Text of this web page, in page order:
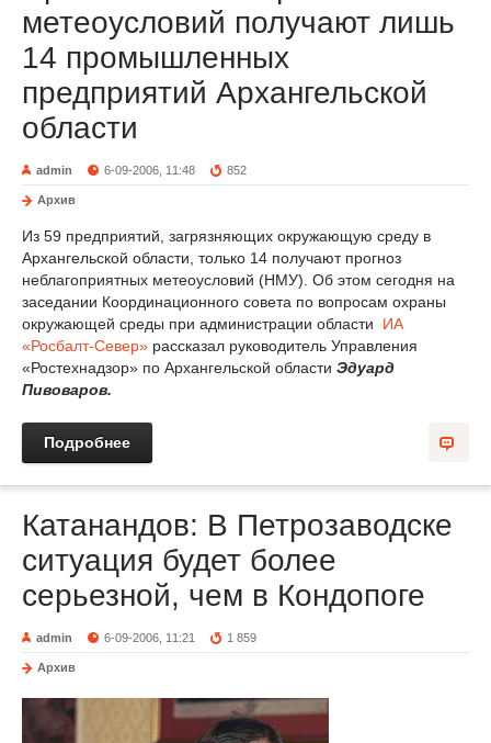
метеоусловий получают лишь
14 промышленных
предприятий Архангельской
области
admin 6-09-2006, 11:48 852
Архив
Из 59 предприятий, загрязняющих окружающую среду в
Архангельской области, только 14 получают прогноз
неблагоприятных метеоусловий (НМУ). Об этом сегодня на
заседании Координационного совета по вопросам охраны
окружающей среды при администрации области ИА
«Росбалт-Север» рассказал руководитель Управления
«Ростехнадзор» по Архангельской области Эдуард
Пивоваров.
Подробнее
Катанандов: В Петрозаводске
ситуация будет более
серьезной, чем в Кондопоге
admin 6-09-2006, 11:21 1 859
Архив